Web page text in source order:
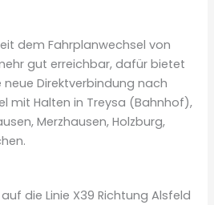
dem Fahrplanwechsel von
gut erreichbar, dafür bietet
neue Direktverbindung nach
mit Halten in Treysa (Bahnhof),
Merzhausen, Holzburg,
die Linie X39 Richtung Alsfeld